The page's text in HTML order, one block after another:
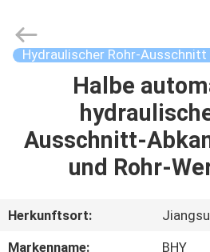
PRODUKTE
UNS
Material
Technology(Suzhou)Co.,
Ltd.
Hydraulischer Rohr-
Halbe
Ausschnitt-
und Rohr-
Herkunftsort:
Markenname:
BHY